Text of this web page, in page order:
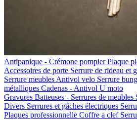
Antipanique - Crémone pompierPlaque
Accessoires de porte Serrure de rideau et
Serrure meubles Antivol velo Serrure
métalliques Cadenas - Antivol U moto
Gravures Batteuses - Serrures de meubles
Divers Serrures et gâches électriques
Plaques professionnelle Coffre a clef